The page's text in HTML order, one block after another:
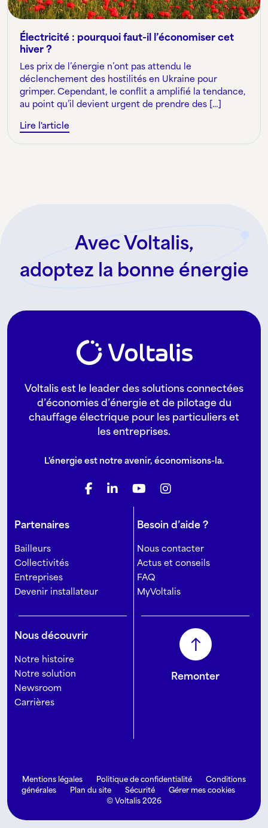
Électricité : pourquoi faut-il l’économiser cet
hiver ?
Les prix de l’énergie n’ont pas attendu le
déclenchement des hostilités en Ukraine pour
grimper. Cependant, le conflit a amplifié la tendance,
au point qu’il devient urgent de prendre des […]
Lire l'article
Avec Voltalis,
adoptez la bonne énergie
Voltalis est le leader des solutions connectées
d’économies d’énergie et de pilotage du
chauffage électrique pour les particuliers et
les entreprises.
L'énergie est notre avenir, économisons-la.
Partenaires
Bailleurs
Collectivités
Entreprises
Devenir installateur
Besoin d’aide ?
Nous contacter
Actus et conseils
FAQ
MyVoltalis
Nous découvrir
Notre histoire
Notre solution
Newsroom
Carrières
Remonter
© Voltalis 2026
Mentions légales Politique de confidentialité
Conditions
générales
Plan du site Sécurité Gérer mes cookies